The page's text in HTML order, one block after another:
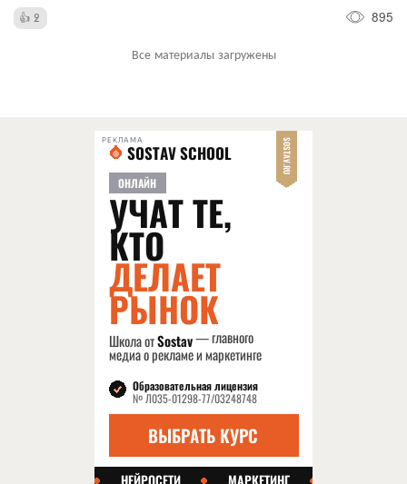
2 895
Все материалы загружены
РЕКЛАМА